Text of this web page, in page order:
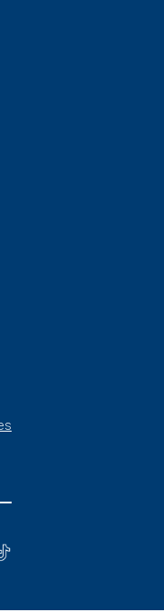
on-line ou
é um formato do